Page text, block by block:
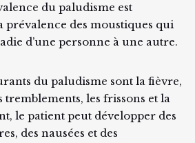
du paludisme est
prévalence des moustiques qui
d’une personne à une autre.
du paludisme sont la fièvre,
tremblements, les frissons et la
le patient peut développer des
des nausées et des